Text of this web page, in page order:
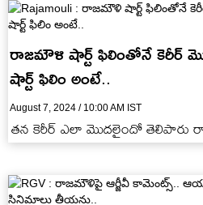
రాజమౌళి షార్ట్ ఫిలింతోనే కెరీర్
షార్ట్ ఫిలిం అంటే..
August 7, 2024 / 10:00 AM IST
తన కెరీర్ ఎలా మొదలైందో తెలిపారు